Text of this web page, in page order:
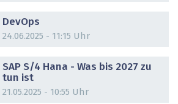
DevOps
24.06.2025 - 11:15 Uhr
SAP S/4 Hana - Was bis 2027 zu
tun ist
21.05.2025 - 10:55 Uhr